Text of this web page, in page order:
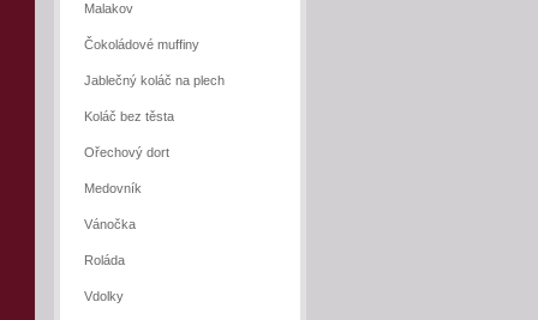
Malakov
Čokoládové muffiny
Jablečný koláč na plech
Koláč bez těsta
Ořechový dort
Medovník
Vánočka
Roláda
Vdolky